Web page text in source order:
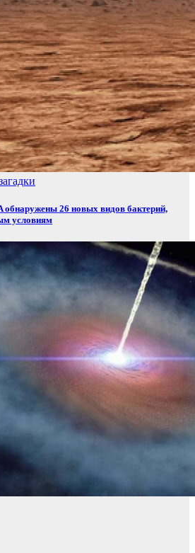
26 новых видов бактерий,
условиям